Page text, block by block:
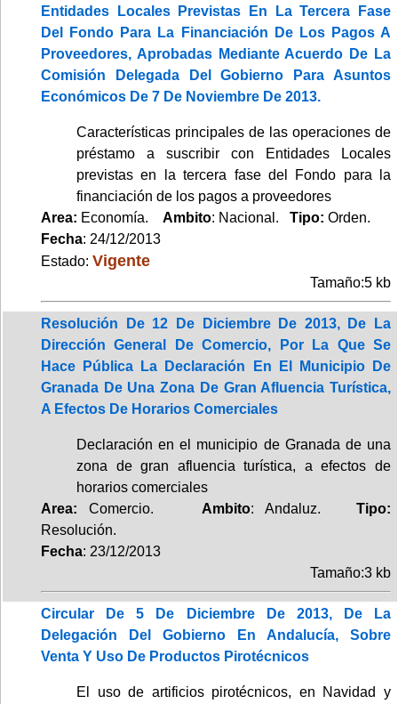
Entidades Locales Previstas En La Tercera Fase
Del Fondo Para La Financiación De Los Pagos A
Proveedores, Aprobadas Mediante Acuerdo De La
Comisión Delegada Del Gobierno Para Asuntos
Económicos De 7 De Noviembre De 2013.
Características principales de las operaciones de
préstamo a suscribir con Entidades Locales
previstas en la tercera fase del Fondo para la
financiación de los pagos a proveedores
Area: Economía. Ambito: Nacional. Tipo: Orden.
Fecha: 24/12/2013
Estado: Vigente
Tamaño:5 kb
Resolución De 12 De Diciembre De 2013, De La
Dirección General De Comercio, Por La Que Se
Hace Pública La Declaración En El Municipio De
Granada De Una Zona De Gran Afluencia Turística,
A Efectos De Horarios Comerciales
Declaración en el municipio de Granada de una
zona de gran afluencia turística, a efectos de
horarios comerciales
Area: Comercio. Ambito: Andaluz.Tipo:
Resolución.
Fecha: 23/12/2013
Tamaño:3 kb
Circular De 5 De Diciembre De 2013, De La
Delegación Del Gobierno En Andalucía, Sobre
Venta Y Uso De Productos Pirotécnicos
El uso de artificios pirotécnicos, en Navidad y